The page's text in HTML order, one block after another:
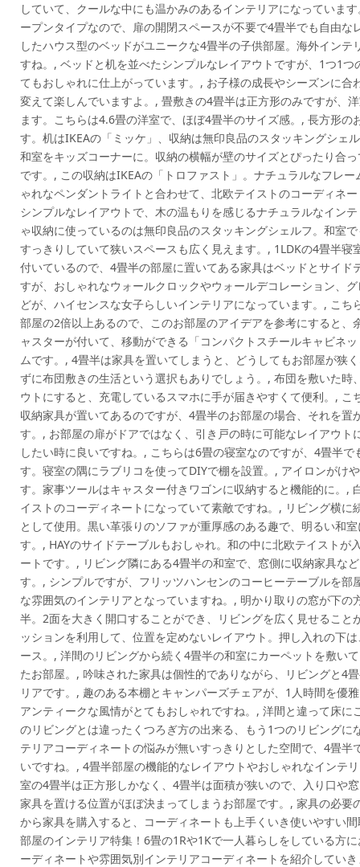
していて、クールな中にも温かみのあるインテリアになっていま
ープンタイプなので、扉の開閉スペースが不要で4畳半でも自由
したハウス型のベッドがユニークな4畳半の子供部屋。海外イン
すね。, ベッドと机を並べたシンプルなレイアウトですが、1つ1
てもおしゃれに仕上がっています。, お子様の成長やシーズンに
変えて楽しんでいますよ。, 畳敷きの4畳半は正方形のみですが、
ます。こちらは4.6畳の洋室で、ほぼ4畳半のサイズ感。, 長方形
す。机はIKEAの「ミッケ」、収納は無印良品のスタッキングシェ
和室をキッズコーナーに。収納の横幅が壁のサイズとぴったり合
です。, この収納はIKEAの「トロファスト」。ナチュラルなフレ
ゃれなペンダントライトと合わせて、北欧テイストのコーディネ
シンプルなレイアウトで、木の温もりを感じるナチュラルなイン
ゃ収納に使っているのは無印良品のスタッキングシェルフ。和室
すっきりしていて狭いスペースも広く見えます。, 1LDKの4畳半
付いているので、4畳半の部屋に置いてある家具はベッドとサイ
すが、おしゃれなウォールクロックやウォールデコレーション、
どが、ハイセンスな女子らしいインテリアになっています。, こ
部屋の2倍以上あるので、このお部屋のアイデアを参考にすると
ャスターが付いて、移動ができる「コンパクトスチールキャビネ
ムです。, 4畳半は家具を置いてしまうと、どうしてもお部屋が狭
ずに布団敷きの生活という選択もありでしょう。, 布団を敷いた
ウトにすると、充電しているスマホに手が届きやすくて便利。,
収納家具が置いてあるのですが、4畳半のお部屋の場合、それを
す。, お部屋の扉がドアではなく、引き戸の時に可能なレイアウ
したい時に良いですね。, こちらは6畳の寝室なのですが、4畳半
す。寝室の隅にラブリコを使ってDIYで棚を設置。, アイロンがけ
す。家事ツールはキャスター付きワゴンに収納すると機能的に。,
イストのコーディネートになっていて素敵ですね。, リビング横
として使用。黒い革張りのソファが重厚感のある趣で、明るい和
す。, HAYのサイドテーブルもおしゃれ。和の中に北欧テイストが
ートです。, リビング隣にある4畳半の和室で、窓側に収納家具な
す。, シンプルですが、フリッツハンセンのコーヒーテーブルを
な雰囲気のインテリアとなっていますね。, 明かり取りの窓が下
半。2面を大きく開口することができ、リビングを広く見せるこ
ッションを利用して、位置を定めないレイアウト。押し入れの下
ース。, 洋間のリビングから続く4畳半の和室にカーペットを敷い
たお部屋。, 吟味された家具は個性的でありながら、リビングと4
リアです。, 趣のある本棚とキャンパーズチェアが、1人時間を優
アンティークな風情がとてもおしゃれですね。, 洋間と違って床
のリビングとは違ったくつろぎ方の出来る、もう1つのリビング
テリアコーディネートの悩みが無いすっきりとした空間で、4畳
いですね。, 4畳半部屋の機能的なレイアウトやおしゃれなインテ
室の4畳半は正方形しかなく、4畳半は面積が狭いので、入り口や
家具を置ける位置がほぼ決まってしまうお部屋です。, 家具の必
から家具を購入すると、コーディネートも上手くいき使いやすい
部屋のインテリア特集！6畳の1Rや1Kで一人暮らしをしている方
ーディネートや雰囲気別インテリアコーディネートを紹介してい